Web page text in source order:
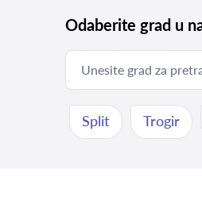
Odaberite grad u
Split Trogir